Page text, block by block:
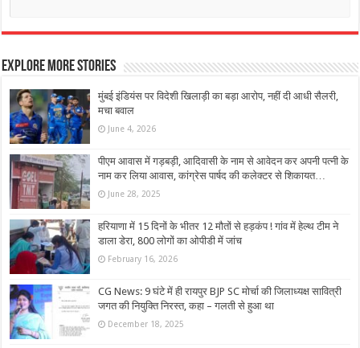
Explore More Stories
मुंबई इंडियंस पर विदेशी खिलाड़ी का बड़ा आरोप, नहीं दी आधी सैलरी,
मचा बवाल
June 4, 2026
पीएम आवास में गड़बड़ी, आदिवासी के नाम से आवेदन कर अपनी पत्नी के
नाम कर लिया आवास, कांग्रेस पार्षद की कलेक्टर से शिकायत…
June 28, 2025
हरियाणा में 15 दिनों के भीतर 12 मौतों से हड़कंप ! गांव में हेल्थ टीम ने
डाला डेरा, 800 लोगों का ओपीडी में जांच
February 16, 2026
CG News: 9 घंटे में ही रायपुर BJP SC मोर्चा की जिलाध्यक्ष सावित्री
जगत की नियुक्ति निरस्त, कहा – गलती से हुआ था
December 18, 2025